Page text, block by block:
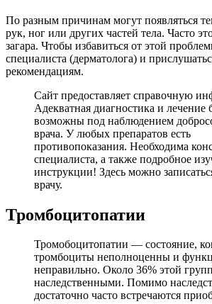
По разным причинам могут появляться
рук, ног или других частей тела. Часто
загара. Чтобы избавиться от этой
специалиста (дерматолога) и
рекомендациям.
Сайт предоставляет справочную
Адекватная диагностика и лечение
возможны под наблюдением
врача. У любых препаратов есть
противопоказания. Необходима
специалиста, а также подробное
инструкции! Здесь можно
врачу.
Тромбоцитопатии
Тромобоцитопатии — состояние,
тромбоциты неполноценны и
неправильно. Около 36% этой
наследственными. Помимо
достаточно часто встречаются